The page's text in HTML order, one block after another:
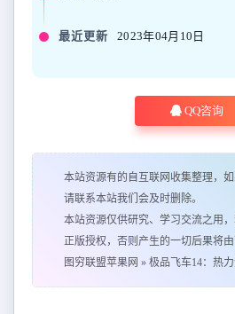
最近更新 2023年04月10日
QQ咨询
本站资源有的自互联网收集整理，
请联系本站我们会及时删除。
本站资源仅供研究、学习交流之用
正版授权，否则产生的一切后果将由
图穷联盟苹果网 » 极品飞车14：热力